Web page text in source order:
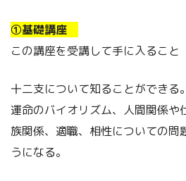
①基礎講座
この講座を受講して手に入ること
十二支について知ることができる。
運命のバイオリズム、人間関係や
族関係、適職、相性についての問
うになる。